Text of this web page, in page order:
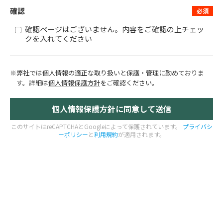
確認
確認ページはございません。内容をご確認の上チェッ
クを入れてください
※弊社では個人情報の適正な取り扱いと保護・管理に勤めておりま
す。 詳細は個人情報保護方針をご確認ください。
このサイトはreCAPTCHAとGoogleによって保護されています。
プライバシ
ーポリシーと利用規約が適用されます。